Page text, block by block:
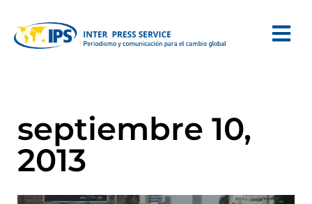
septiembre 10,
2013